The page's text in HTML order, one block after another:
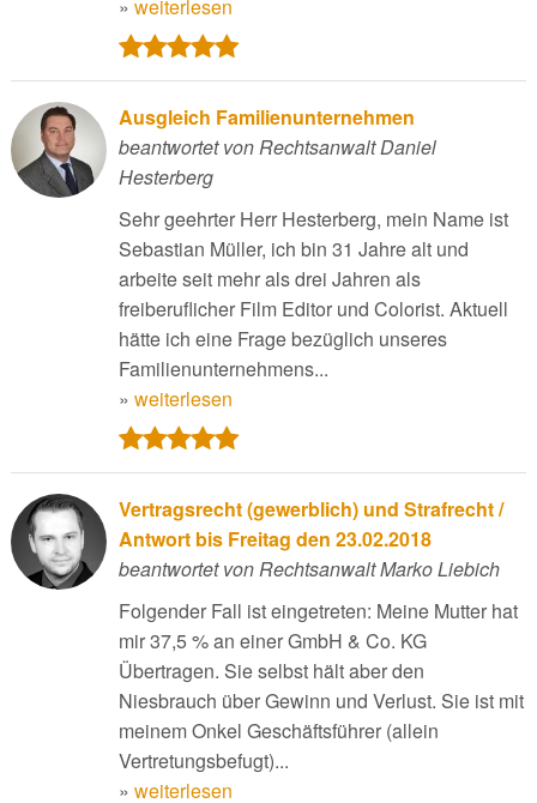
» weiterlesen
Ausgleich Familienunternehmen
beantwortet von Rechtsanwalt Daniel
Hesterberg
Sehr geehrter Herr Hesterberg, mein Name ist
Sebastian Müller, ich bin 31 Jahre alt und
arbeite seit mehr als drei Jahren als
freiberuflicher Film Editor und Colorist. Aktuell
hätte ich eine Frage bezüglich unseres
Familienunternehmens...
» weiterlesen
Vertragsrecht (gewerblich) und Strafrecht /
Antwort bis Freitag den 23.02.2018
beantwortet von Rechtsanwalt Marko Liebich
Folgender Fall ist eingetreten: Meine Mutter hat
mir 37,5 % an einer GmbH & Co. KG
Übertragen. Sie selbst hält aber den
Niesbrauch über Gewinn und Verlust. Sie ist mit
meinem Onkel Geschäftsführer (allein
Vertretungsbefugt)...
» weiterlesen